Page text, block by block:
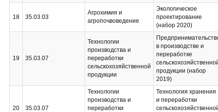
18 35.03.03
Агрохимия и
агропочвоведение
Экологическое
проектирование
(набор 2020)
19 35.03.07
Технологии
производства и
переработки
сельскохозяйственной
продукции
в производстве и
переработке
продукции (набор
2019)
20 35.03.07
Технологии
производства и
переработки
Технология хранения
и переработки